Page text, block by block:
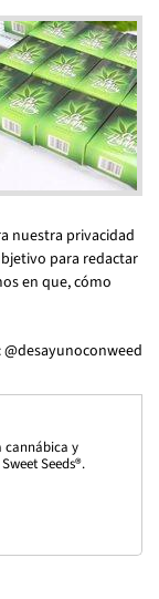
nuestra privacidad
para redactar
en que, cómo
@desayunoconweed
cannábica y
Seeds®.